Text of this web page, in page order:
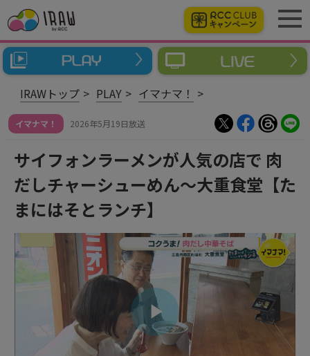
IRAWトップ PLAY イマナマ！
イマナマ！ 2026年5月19日放送
サイフォンラーメンが人気の店で 肉
だしチャーシューめん～大重食堂【た
まにはそとランチ】
ビ